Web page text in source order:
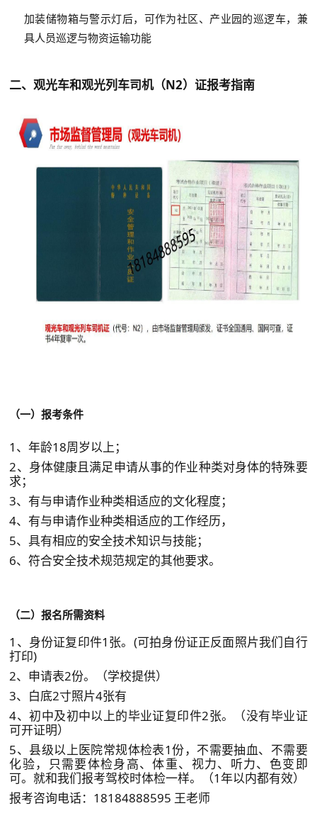
加装储物箱与警示灯后，可作为社区、产业园的巡逻车，兼
具人员巡逻与物资运输功能
二、观光车和观光列车司机（N2）证报考指南
（一）报考条件
1、年龄18周岁以上；
2、身体健康且满足申请从事的作业种类对身体的特殊要
求；
3、有与申请作业种类相适应的文化程度；
4、有与申请作业种类相适应的工作经历，
5、具有相应的安全技术知识与技能；
6、符合安全技术规范规定的其他要求。
（二）报名所需资料
1、身份证复印件1张。(可拍身份证正反面照片我们自行
打印)
2、申请表2份。（学校提供）
3、白底2寸照片4张有
4、初中及初中以上的毕业证复印件2张。（没有毕业证
可开证明）
5、县级以上医院常规体检表1份，不需要抽血、不需要
化验，只需要体检身高、体重、视力、听力、色变即
可。就和我们报考驾校时体检一样。（1年以内都有效）
报考咨询电话：18184888595 王老师